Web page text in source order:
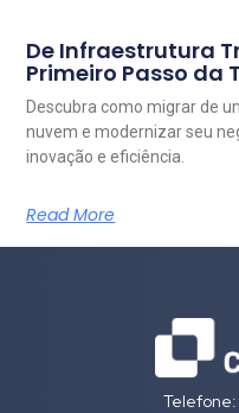
De Infraestrutura
Primeiro Passo
Descubra como migrar de
nuvem e modernizar seu
inovação e eficiência.
Read More
Telefone: